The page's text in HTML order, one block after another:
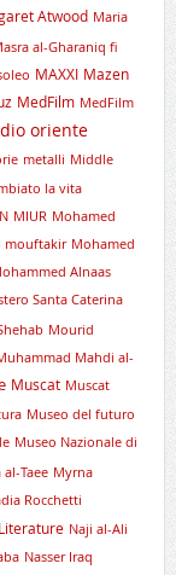
Atwood Maria
al-Gharaniq fi
MAXXI Mazen
MedFilm MedFilm
oriente
metalli Middle
la vita
MIUR Mohamed
mouftakir Mohamed
Alnaas
Santa Caterina
Mourid
Mahdi al-
Muscat Muscat
Museo del futuro
Museo Nazionale di
Taee Myrna
Rocchetti
Naji al-Ali
Nasser Iraq